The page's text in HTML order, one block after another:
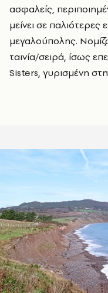
ασφαλείς,
μείνει σε
μεγαλούπολης.
ταινία/σειρά, ίσως
Sisters, γυρισμένη